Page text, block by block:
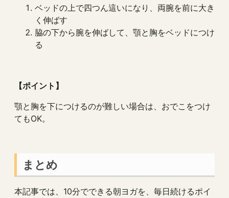
ベッドの上で四つん這いになり、両腕を前に大き
く伸ばす
脇の下から腕を伸ばして、顎と胸をベッドにつけ
る
【ポイント】
顎と胸を下につけるのが難しい場合は、おでこをつけ
てもOK。
まとめ
本記事では、10分でできる朝ヨガを、毎日続けるポイ